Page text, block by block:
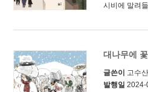
시비에 말려
대나무에
글쓴이 고수
발행일